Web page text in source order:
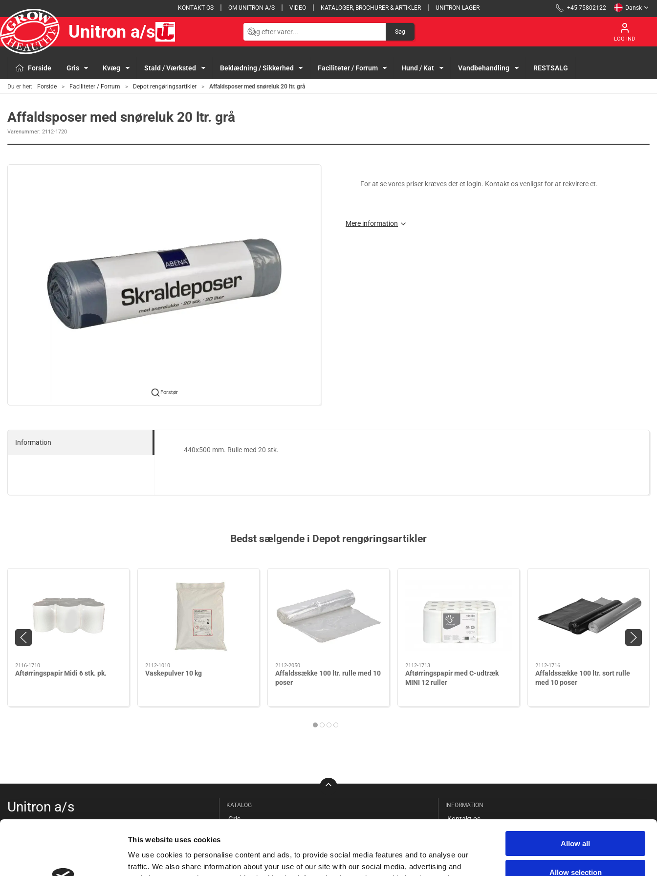
This website uses cookies
We use cookies to personalise content and ads, to provide social media features and to analyse our
traffic. We also share information about your use of our site with our social media, advertising and
Allow all
Allow selection
KONTAKT OS OM UNITRON A/S VIDEO KATALOGER, BROCHURER & ARTIKLER UNITRON LAGER +45 75802122 Dansk
Unitron a/s Søg
LOG IND
Forside Gris Kvæg Stald / Værksted Beklædning / Sikkerhed Faciliteter / Forrum Hund / Kat Vandbehandling RESTSALG
Du er her: Forside Faciliteter / Forrum Depot rengøringsartikler Affaldsposer med snøreluk 20 ltr. grå
Affaldsposer med snøreluk 20 ltr. grå
Varenummer: 2112-1720
Forstør
For at se vores priser kræves det et login. Kontakt os venligst for at rekvirere et.
Mere information
Information
440x500 mm. Rulle med 20 stk.
Bedst sælgende i Depot rengøringsartikler
2116-1710
Aftørringspapir Midi 6 stk. pk.
2112-1010
Vaskepulver 10 kg
2112-2050
Affaldssække 100 ltr. rulle med 10
poser
2112-1713
Aftørringspapir med C-udtræk
MINI 12 ruller
2112-1716
Affaldssække 100 ltr. sort rulle
med 10 poser
Unitron a/s KATALOG
Gris
Beklædning / Sikkerhed
Faciliteter / Forrum
INFORMATION
Kontakt os
Salgs- og leveringsbetingelser